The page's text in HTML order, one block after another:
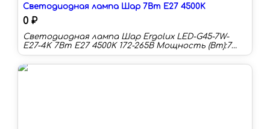
Светодиодная лампа Шар 7Вт E27 4500K
0 ₽
Светодиодная лампа Шар Ergolux LED-G45-7W-
E27-4K 7Вт E27 4500K 172-265В Мощность (Вт):7
Цоколь:E27 Цветовая температура:4500 К
Длина:82 мм Тип колбы:G Световой поток:530 лм
Световая отдача:75 лм/Вт